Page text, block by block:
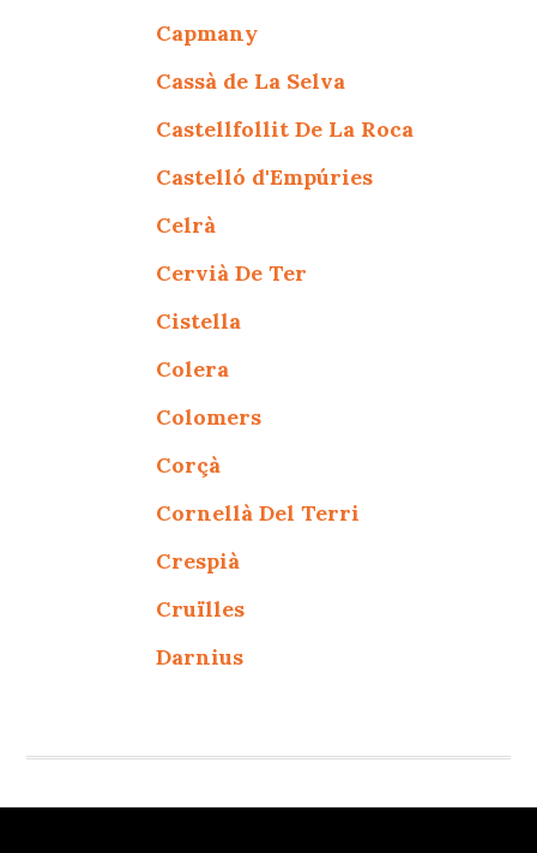
Capmany
Cassà de La Selva
Castellfollit De La Roca
Castelló d'Empúries
Celrà
Cervià De Ter
Cistella
Colera
Colomers
Corçà
Cornellà Del Terri
Crespià
Cruïlles
Darnius